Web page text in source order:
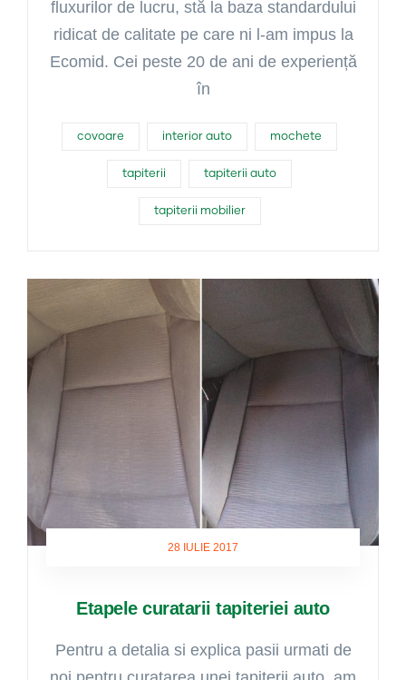
fluxurilor de lucru, stă la baza standardului
ridicat de calitate pe care ni l-am impus la
Ecomid. Cei peste 20 de ani de experiență
în
covoare interior auto mochete
tapiterii tapiterii auto
tapiterii mobilier
28 IULIE 2017
Etapele curatarii tapiteriei auto
Pentru a detalia si explica pasii urmati de